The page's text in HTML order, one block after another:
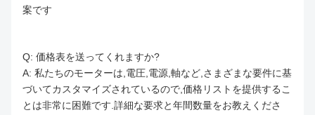
案です
Q: 価格表を送ってくれますか?
A: 私たちのモーターは,電圧,電源,軸など,さまざまな要件に基
づいてカスタマイズされているので,価格リストを提供するこ
とは非常に困難です.詳細な要求と年間数量をお教えくださ